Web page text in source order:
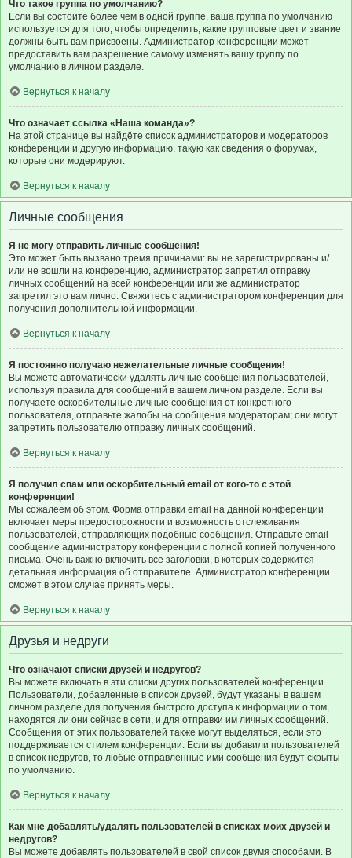
Что такое группа по умолчанию?
Если вы состоите более чем в одной группе, ваша группа по умолчанию
используется для того, чтобы определить, какие групповые цвет и звание
должны быть вам присвоены. Администратор конференции может
предоставить вам разрешение самому изменять вашу группу по
умолчанию в личном разделе.
Вернуться к началу
Что означает ссылка «Наша команда»?
На этой странице вы найдёте список администраторов и модераторов
конференции и другую информацию, такую как сведения о форумах,
которые они модерируют.
Вернуться к началу
Личные сообщения
Я не могу отправить личные сообщения!
Это может быть вызвано тремя причинами: вы не зарегистрированы и/
или не вошли на конференцию, администратор запретил отправку
личных сообщений на всей конференции или же администратор
запретил это вам лично. Свяжитесь с администратором конференции для
получения дополнительной информации.
Вернуться к началу
Я постоянно получаю нежелательные личные сообщения!
Вы можете автоматически удалять личные сообщения пользователей,
используя правила для сообщений в вашем личном разделе. Если вы
получаете оскорбительные личные сообщения от конкретного
пользователя, отправьте жалобы на сообщения модераторам; они могут
запретить пользователю отправку личных сообщений.
Вернуться к началу
Я получил спам или оскорбительный email от кого-то с этой
конференции!
Мы сожалеем об этом. Форма отправки email на данной конференции
включает меры предосторожности и возможность отслеживания
пользователей, отправляющих подобные сообщения. Отправьте email-
сообщение администратору конференции с полной копией полученного
письма. Очень важно включить все заголовки, в которых содержится
детальная информация об отправителе. Администратор конференции
сможет в этом случае принять меры.
Вернуться к началу
Друзья и недруги
Что означают списки друзей и недругов?
Вы можете включать в эти списки других пользователей конференции.
Пользователи, добавленные в список друзей, будут указаны в вашем
личном разделе для получения быстрого доступа к информации о том,
находятся ли они сейчас в сети, и для отправки им личных сообщений.
Сообщения от этих пользователей также могут выделяться, если это
поддерживается стилем конференции. Если вы добавили пользователей
в список недругов, то любые отправленные ими сообщения будут скрыты
по умолчанию.
Вернуться к началу
Как мне добавлять/удалять пользователей в списках моих друзей и
недругов?
Вы можете добавлять пользователей в свой список двумя способами. В